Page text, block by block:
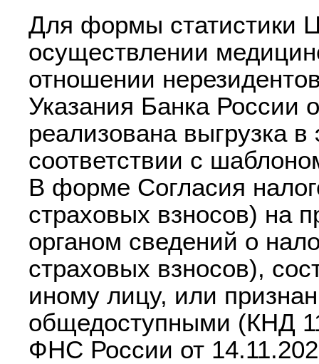
Для формы
осуществлении
отношении
Указания Банка России
реализована выгрузка
соответствии с
В форме Согласия
страховых взносов) на
органом сведений о
страховых взносов),
иному лицу, или
общедоступными (КНД
ФНС России от